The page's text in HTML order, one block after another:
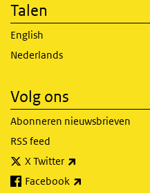
Talen
English
Nederlands
Volg ons
Abonneren nieuwsbrieven
RSS feed
X Twitter
Facebook